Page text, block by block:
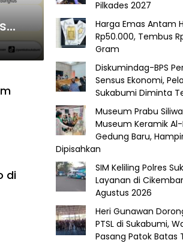
di
Pilkades 2027
Harga Emas Antam
Rp50.000, Tembus
Gram
Diskumindag-BPS
Sensus Ekonomi,
Sukabumi Diminta
Museum Prabu
Museum Keramik
Gedung Baru,
Dipisahkan
SIM Keliling Polres
Layanan di
Agustus 2026
Heri Gunawan
PTSL di Sukabumi,
Pasang Patok Batas